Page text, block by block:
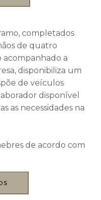
completados
de quatro
acompanhado a
disponibiliza um
de veículos
disponível
as necessidades na
de acordo com